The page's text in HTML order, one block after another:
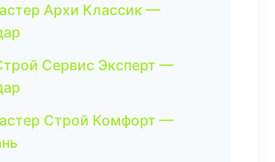
Архи Классик —
Сервис Эксперт —
Строй Комфорт —